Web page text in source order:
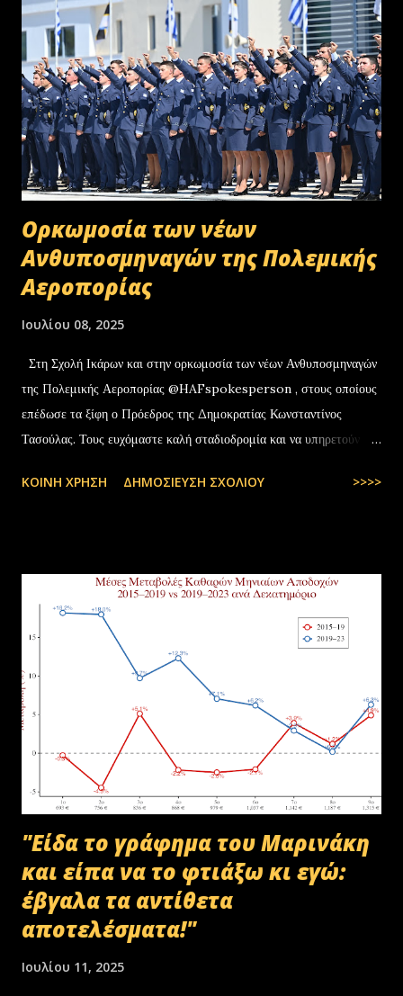
Oρκωμοσία των νέων
Ανθυποσμηναγών της Πολεμικής
Αεροπορίας
Ιουλίου 08, 2025
Στη Σχολή Ικάρων και στην ορκωμοσία των νέων Ανθυποσμηναγών
της Πολεμικής Αεροπορίας @HAFspokesperson , στους οποίους
επέδωσε τα ξίφη ο Πρόεδρος της Δημοκρατίας Κωνσταντίνος
Τασούλας. Τους ευχόμαστε καλή σταδιοδρομία και να υπηρετούν με
pic.twitter.com/t6bNFBH5Ce — Nikos Dendias
ΚΟΙΝΉ ΧΡΉΣΗ ΔΗΜΟΣΊΕΥΣΗ ΣΧΟΛΊΟΥ >>>>
"Είδα το γράφημα του Μαρινάκη
και είπα να το φτιάξω κι εγώ:
έβγαλα τα αντίθετα
αποτελέσματα!"
Ιουλίου 11, 2025